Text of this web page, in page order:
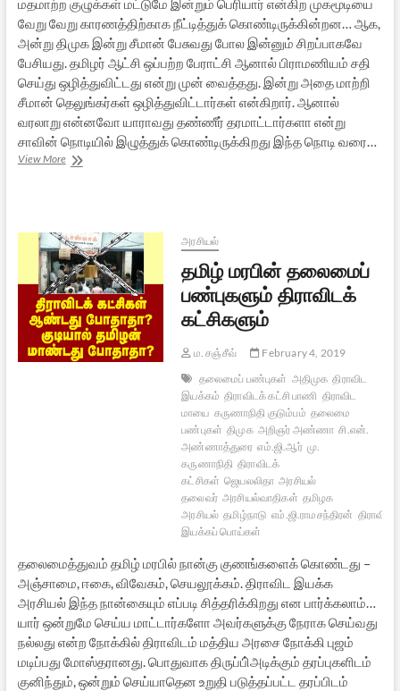
மதமாற்ற குழுக்கள் மட்டுமே இன்றும் பெரியார் என்கிற முகமூடியை
வேறு வேறு காரணத்திற்காக நீட்டித்துக் கொண்டிருக்கின்றன… ஆக,
அன்று திமுக இன்று சீமான் பேசுவது போல இன்னும் சிறப்பாகவே
பேசியது. தமிழர் ஆட்சி ஒப்பற்ற பேராட்சி ஆனால் பிராமணியம் சதி
செய்து ஒழித்துவிட்டது என்று முன் வைத்தது. இன்று அதை மாற்றி
சீமான் தெலுங்கர்கள் ஒழித்துவிட்டார்கள் என்கிறார். ஆனால்
வரலாறு என்னவோ யாராவது தண்ணீர் தரமாட்டார்களா என்று
சாவின் நொடியில் இழுத்துக் கொண்டிருக்கிறது இந்த நொடி வரை…
View Moreதிராவிட
அரசியல்
தமிழ் மரபின் தலைமைப்
பண்புகளும் திராவிடக்
கட்சிகளும்
ம. சஞ்சீவ்
February 4, 2019
தலைமைப் பண்புகள் அதிமுக திராவிட
இயக்கம் திராவிடக் கட்சி பாணி திராவிட
மாயை கருணாநிதி குடும்பம் தலைமை
பண்புகள் திமுக அறிஞர் அண்ணா சி.என்.
அண்ணாத்துரை எம்.ஜி.ஆர் மு.
கருணாநிதி திராவிடக்
கட்சிகள் ஜெயலலிதா அரசியல்
தலைவர் அரசியல்வாதிகள் தமிழக
அரசியல் தமிழ்நாடு எம்.ஜி.ராமசந்திரன் திராவிட
இயக்கப் பொய்கள்
தலைமைத்துவம் தமிழ் மரபில் நான்கு குணங்களைக் கொண்டது –
அஞ்சாமை, ஈகை, விவேகம், செயலூக்கம். திராவிட இயக்க
அரசியல் இந்த நான்கையும் எப்படி சித்தரிக்கிறது என பார்க்கலாம்…
யார் ஒன்றுமே செய்ய மாட்டார்களோ அவர்களுக்கு நேராக செய்வது
நல்லது என்ற நோக்கில் திராவிடம் மத்திய அரசை நோக்கி புஜம்
மடிப்பது மோஸ்தரானது. பொதுவாக திருப்பி்அடிக்கும் தரப்புகளிடம்
குனிந்தும், ஒன்றும் செய்யாதென உறுதி படுத்தப்பட்ட தரப்பிடம்